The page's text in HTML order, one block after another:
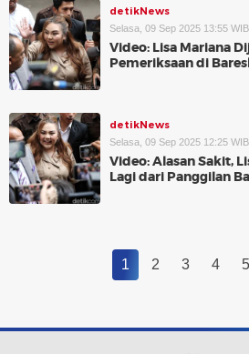
detikNews
Selasa, 09 Sep 2025 13:55 WIB
Video: Lisa Mariana
Pemeriksaan di
detikNews
Selasa, 09 Sep 2025 12:25 WIB
Video: Alasan Sakit,
Lagi dari Panggilan
1 2 3 4 5